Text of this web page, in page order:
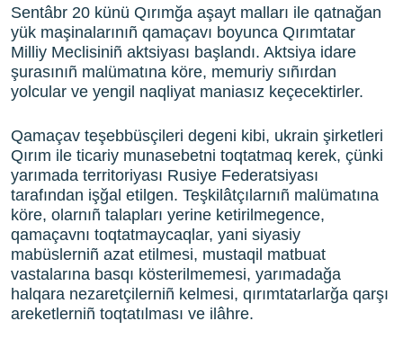
Sentâbr 20 künü Qırımğa aşayt malları ile qatnağan
yük maşinalarınıñ qamaçavı boyunca Qırımtatar
Milliy Meclisiniñ aktsiyası başlandı. Aktsiya idare
şurasınıñ malümatına köre, memuriy sıñırdan
yolcular ve yengil naqliyat maniasız keçecektirler.
Qamaçav teşebbüsçileri degeni kibi, ukrain şirketleri
Qırım ile ticariy munasebetni toqtatmaq kerek, çünki
yarımada territoriyası Rusiye Federatsiyası
tarafından işğal etilgen. Teşkilâtçılarnıñ malümatına
köre, olarnıñ talapları yerine ketirilmegence,
qamaçavnı toqtatmaycaqlar, yani siyasiy
mabüslerniñ azat etilmesi, mustaqil matbuat
vastalarına basqı kösterilmemesi, yarımadağa
halqara nezaretçilerniñ kelmesi, qırımtatarlarğa qarşı
areketlerniñ toqtatılması ve ilâhre.